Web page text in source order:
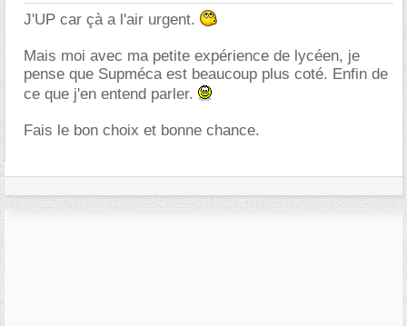
J'UP car çà a l'air urgent.
Mais moi avec ma petite expérience de lycéen, je
pense que Supméca est beaucoup plus coté. Enfin de
ce que j'en entend parler.
Fais le bon choix et bonne chance.